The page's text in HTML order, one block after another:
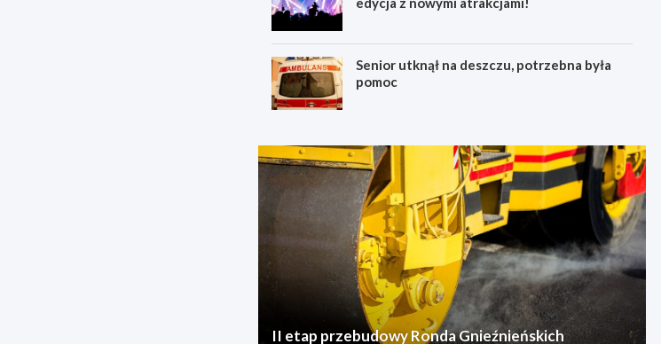
Senior utknął na deszczu, potrzebna była
pomoc
II etap przebudowy Ronda Gnieźnieńskich